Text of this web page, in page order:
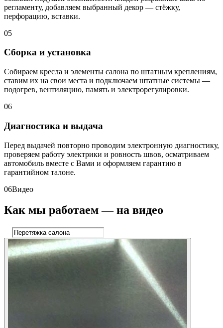
регламенту, добавляем выбранный декор — стёжку,
перфорацию, вставки.
05
Сборка и установка
Собираем кресла и элементы салона по штатным креплениям,
ставим их на свои места и подключаем штатные системы —
подогрев, вентиляцию, память и электрорегулировки.
06
Диагностика и выдача
Перед выдачей повторно проводим электронную диагностику,
проверяем работу электрики и ровность швов, осматриваем
автомобиль вместе с Вами и оформляем гарантию в
гарантийном талоне.
06Видео
Как мы работаем — на видео